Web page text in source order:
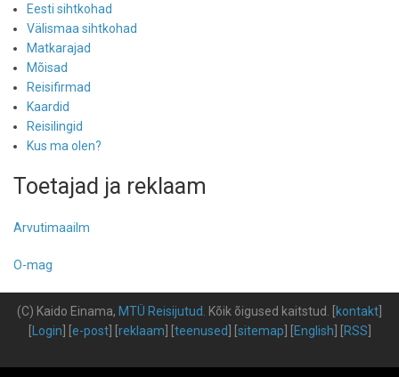
Eesti sihtkohad
Välismaa sihtkohad
Matkarajad
Mõisad
Reisifirmad
Kaardid
Reisilingid
Kus ma olen?
Toetajad ja reklaam
Arvutimaailm
O-mag
(C) Kaido Einama, MTÜ Reisijutud Kõik õigused kaitstud kontakt
Login e-post] [ reklaam teenused sitemap English RSS